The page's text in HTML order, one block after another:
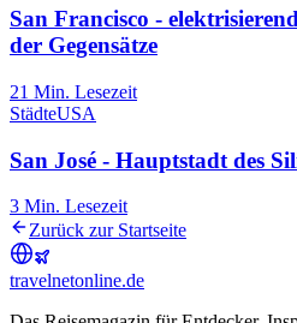
San Francisco -
der Gegensätze
21 Min. Lesezeit
StädteUSA
San José - Hauptstadt des
3 Min. Lesezeit
Zurück zur Startseite
travelnetonline.de